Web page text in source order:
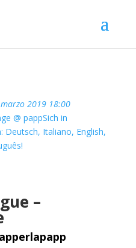
2019 18:00
@ pappSich in
Deutsch, Italiano, English,
–